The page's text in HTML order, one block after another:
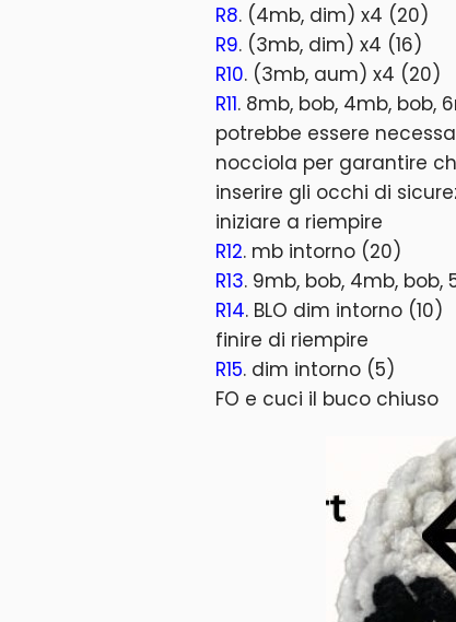
R8. (4mb, dim) x4 (20)
R9. (3mb, dim) x4 (16)
R10. (3mb, aum) x4 (20)
R11. 8mb, bob, 4mb, bob,
potrebbe essere
nocciola per garantire
inserire gli occhi di
iniziare a riempire
R12. mb intorno (20)
R13. 9mb, bob, 4mb, bob,
R14. BLO dim intorno (10)
finire di riempire
R15. dim intorno (5)
FO e cuci il buco chiuso